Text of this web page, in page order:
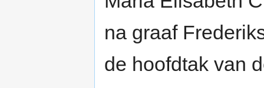
na graaf
de hoofdtak van